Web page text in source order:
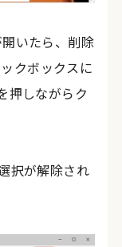
いたら、削除
クボックスに
押しながらク
択が解除され